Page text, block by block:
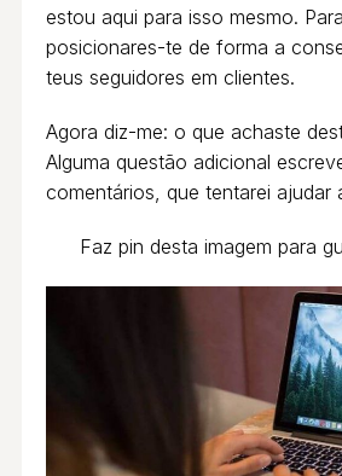
estou aqui para isso mesmo.
posicionares-te de forma a
teus seguidores em clientes.
Agora diz-me: o que achaste
Alguma questão adicional
comentários, que tentarei ajudar
Faz pin desta imagem para